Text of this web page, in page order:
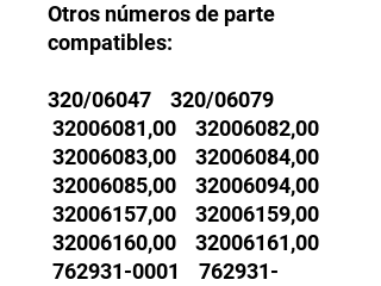
Otros números de parte
compatibles:
320/06047 320/06079
32006081,00 32006082,00
32006083,00 32006084,00
32006085,00 32006094,00
32006157,00 32006159,00
32006160,00 32006161,00
762931-0001 762931-